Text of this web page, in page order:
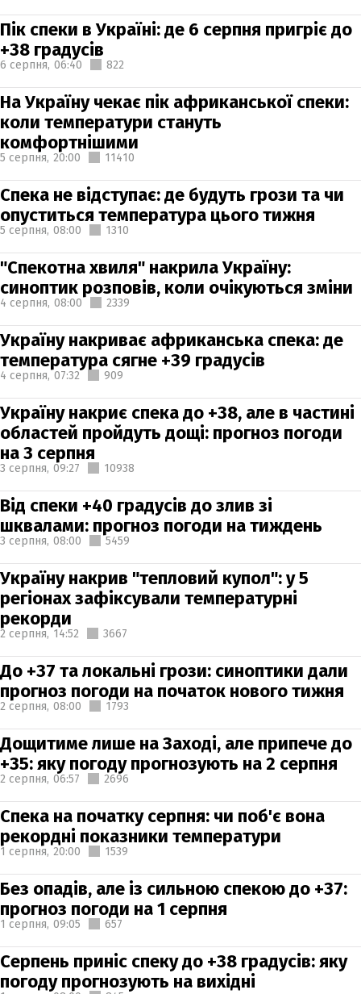
Пік спеки в Україні: де 6 серпня пригріє до
+38 градусів
6 серпня, 06:40 822
На Україну чекає пік африканської спеки:
коли температури стануть
комфортнішими
5 серпня, 20:00 11410
Спека не відступає: де будуть грози та чи
опуститься температура цього тижня
5 серпня, 08:00 1310
"Спекотна хвиля" накрила Україну:
синоптик розповів, коли очікуються зміни
4 серпня, 08:00 2339
Україну накриває африканська спека: де
температура сягне +39 градусів
4 серпня, 07:32 909
Україну накриє спека до +38, але в частині
областей пройдуть дощі: прогноз погоди
на 3 серпня
3 серпня, 09:27 10938
Від спеки +40 градусів до злив зі
шквалами: прогноз погоди на тиждень
3 серпня, 08:00 5459
Україну накрив "тепловий купол": у 5
регіонах зафіксували температурні
рекорди
2 серпня, 14:52 3667
До +37 та локальні грози: синоптики дали
прогноз погоди на початок нового тижня
2 серпня, 08:00 1793
Дощитиме лише на Заході, але припече до
+35: яку погоду прогнозують на 2 серпня
2 серпня, 06:57 2696
Спека на початку серпня: чи поб'є вона
рекордні показники температури
1 серпня, 20:00 1539
Без опадів, але із сильною спекою до +37:
прогноз погоди на 1 серпня
1 серпня, 09:05 657
Серпень приніс спеку до +38 градусів: яку
погоду прогнозують на вихідні